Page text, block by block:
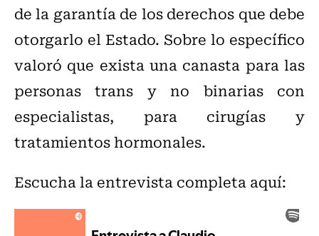
de la garantía de los derechos que debe
otorgarlo el Estado. Sobre lo específico
valoró que exista una canasta para las
personas trans y no binarias con
especialistas, para cirugías y
tratamientos hormonales.
Escucha la entrevista completa aquí: